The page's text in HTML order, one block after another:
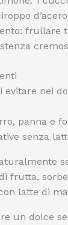
frullare
evitare nei
panna e
senza
frutta,
latte di
un dolce